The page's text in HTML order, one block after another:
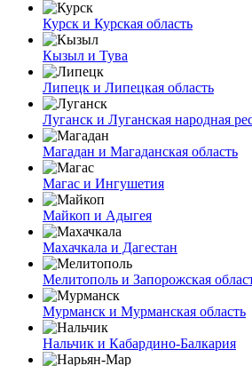
Курск и Курская область
Кызыл и Тува
Липецк и Липецкая область
Луганск и Луганская народная
Магадан и Магаданская область
Магас и Ингушетия
Майкоп и Адыгея
Махачкала и Дагестан
Мелитополь и Запорожская
Мурманск и Мурманская область
Нальчик и Кабардино-Балкария